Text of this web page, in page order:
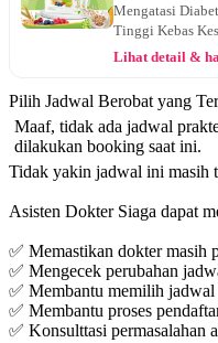
Mengatasi
Tinggi Kebas
Lihat detail &
Pilih Jadwal Berobat yang
Maaf, tidak ada jadwal
dilakukan booking saat ini.
Tidak yakin jadwal ini masih
Asisten Dokter Siaga dapat
✅ Memastikan dokter masih
✅ Mengecek perubahan
✅ Membantu memilih jadwal
✅ Membantu proses
✅ Konsulttasi permasalahan